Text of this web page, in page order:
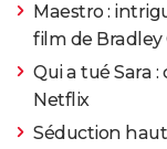
Maestro :
film de Bradley
Qui a tué Sara
Netflix
Séduction